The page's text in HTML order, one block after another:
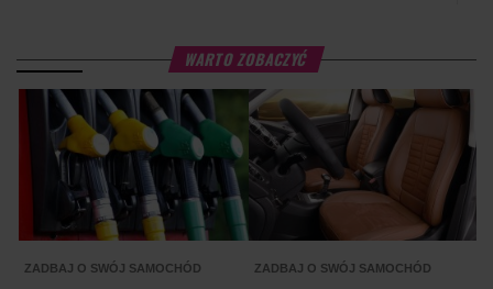
WARTO ZOBACZYĆ
ZADBAJ O SWÓJ SAMOCHÓD ZADBAJ O SWÓJ SAMOCHÓD